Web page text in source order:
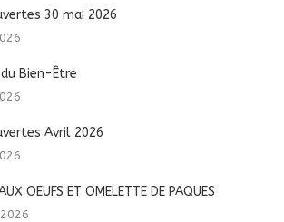
30 mai 2026
Bien-Être
Avril 2026
OEUFS ET OMELETTE DE PAQUES